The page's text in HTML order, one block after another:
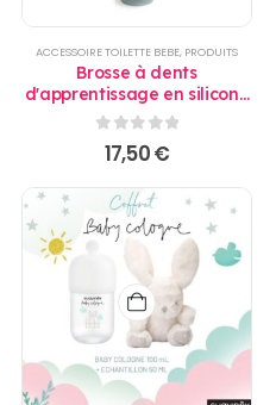
ACCESSOIRE TOILETTE BEBE, PRODUITS
Brosse à dents
d'apprentissage en silicone
vert - Mushie
0sur 5
17,50€